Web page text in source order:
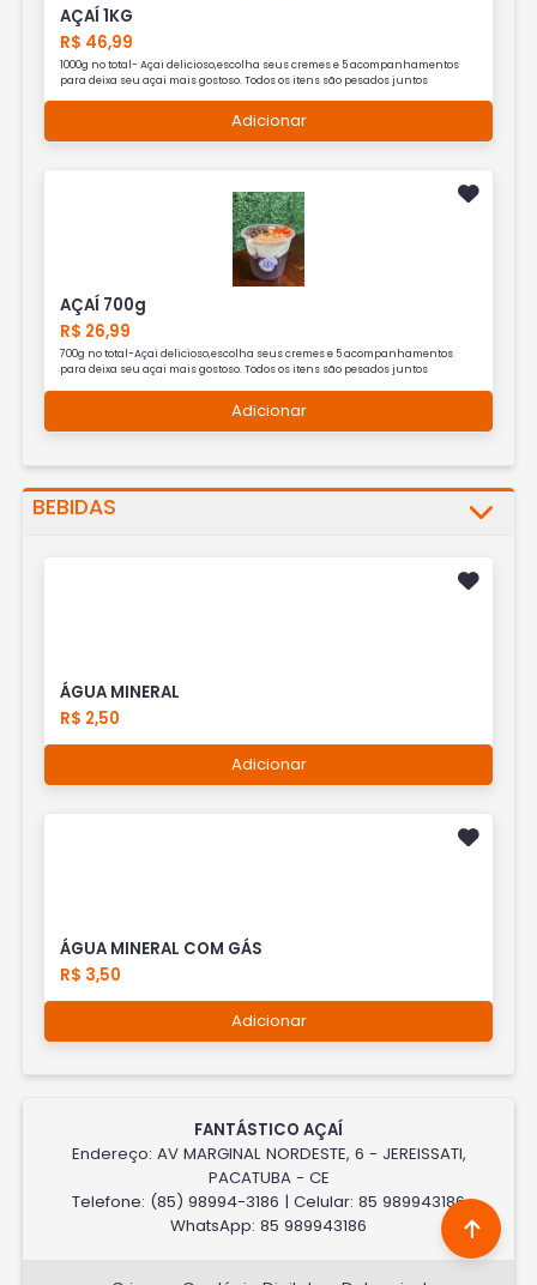
AÇAÍ 1KG
R$ 46,99
1000g no total- Açai delicioso,escolha seus cremes e 5 acompanhamentos
para deixa seu açai mais gostoso. Todos os itens são pesados juntos
Adicionar
AÇAÍ 700g
R$ 26,99
700g no total-Açai delicioso,escolha seus cremes e 5 acompanhamentos
para deixa seu açai mais gostoso. Todos os itens são pesados juntos
Adicionar
BEBIDAS
ÁGUA MINERAL
R$ 2,50
Adicionar
ÁGUA MINERAL COM GÁS
R$ 3,50
Adicionar
FANTÁSTICO AÇAÍ
Endereço: AV MARGINAL NORDESTE, 6 - JEREISSATI,
PACATUBA - CE
Telefone: (85) 98994-3186 | Celular: 85 989943186
WhatsApp: 85 989943186